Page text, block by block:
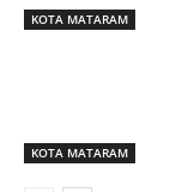
KOTA MATARAM
KOTA MATARAM